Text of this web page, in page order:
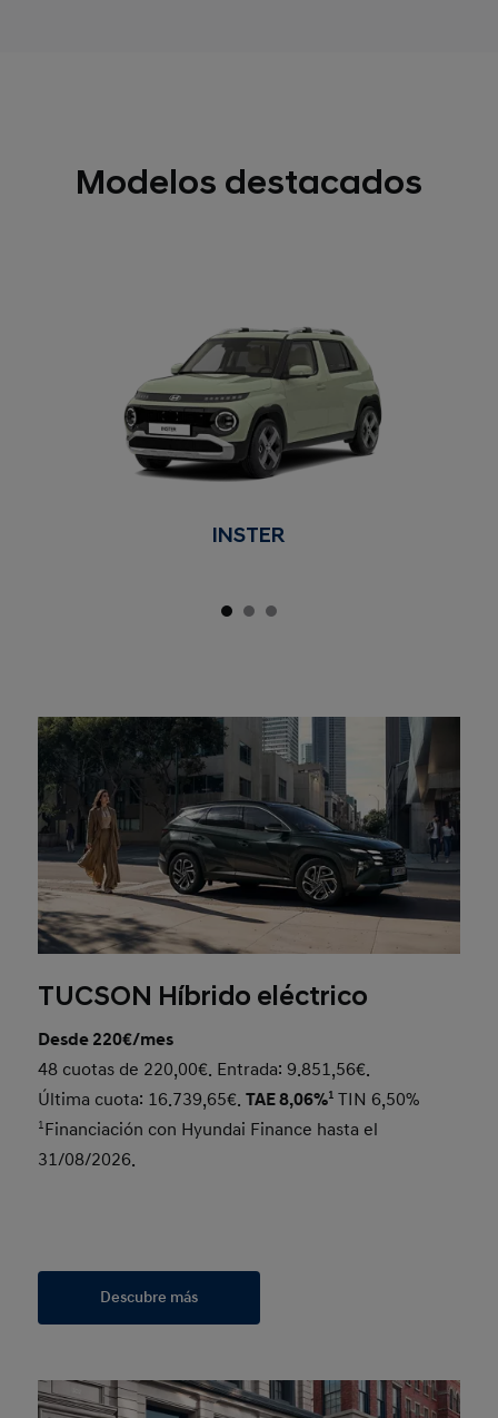
Modelos destacados
INSTER
TUCSON Híbrido eléctrico
Desde 220€/mes
48 cuotas de 220,00€. Entrada: 9.851,56€.
Última cuota: 16.739,65€.TAE 8,06%1 TIN 6,50%
1Financiación con Hyundai Finance hasta el
31/08/2026.
Descubre más